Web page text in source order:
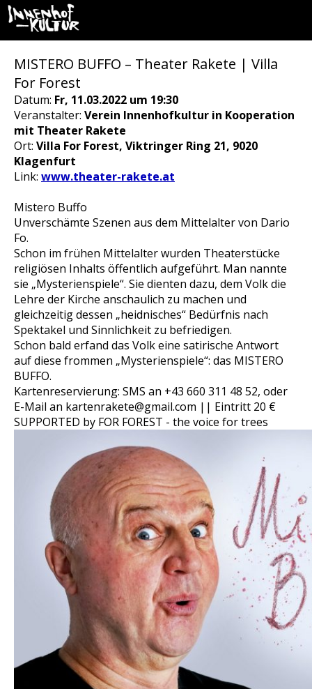
MISTERO BUFFO – Theater Rakete | Villa
For Forest
Datum: Fr, 11.03.2022 um 19:30
Veranstalter: Verein Innenhofkultur in Kooperation
mit Theater Rakete
Ort: Villa For Forest, Viktringer Ring 21, 9020
Klagenfurt
Link: www.theater-rakete.at
Mistero Buffo
Unverschämte Szenen aus dem Mittelalter von Dario
Fo.
Schon im frühen Mittelalter wurden Theaterstücke
religiösen Inhalts öffentlich aufgeführt. Man nannte
sie „Mysterienspiele“. Sie dienten dazu, dem Volk die
Lehre der Kirche anschaulich zu machen und
gleichzeitig dessen „heidnisches“ Bedürfnis nach
Spektakel und Sinnlichkeit zu befriedigen.
Schon bald erfand das Volk eine satirische Antwort
auf diese frommen „Mysterienspiele“: das MISTERO
BUFFO.
Kartenreservierung: SMS an +43 660 311 48 52, oder
E-Mail an kartenrakete@gmail.com || Eintritt 20 €
SUPPORTED by FOR FOREST - the voice for trees